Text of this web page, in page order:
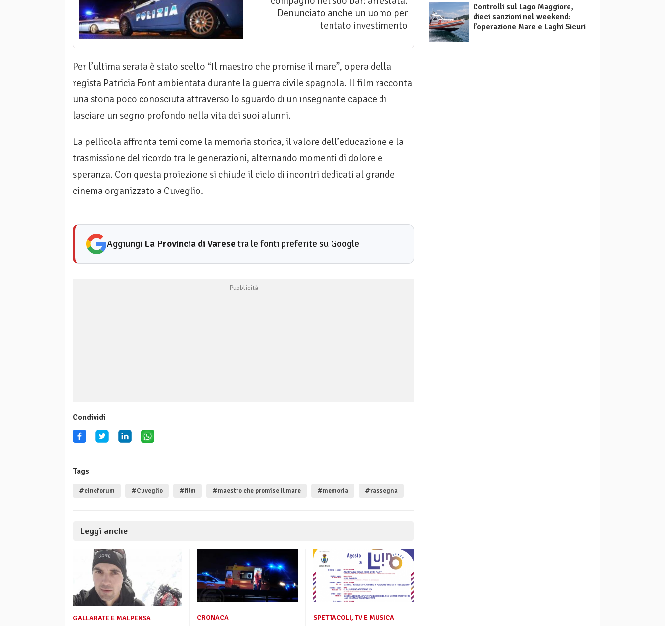
Denunciato anche un uomo per
tentato investimento
Per l’ultima serata è stato scelto “Il maestro che promise il mare”, opera della
regista Patricia Font ambientata durante la guerra civile spagnola. Il film racconta
una storia poco conosciuta attraverso lo sguardo di un insegnante capace di
lasciare un segno profondo nella vita dei suoi alunni.
La pellicola affronta temi come la memoria storica, il valore dell’educazione e la
trasmissione del ricordo tra le generazioni, alternando momenti di dolore e
speranza. Con questa proiezione si chiude il ciclo di incontri dedicati al grande
cinema organizzato a Cuveglio.
Aggiungi La Provincia di Varese tra le fonti preferite su Google
Condividi
Tags
#cineforum #Cuveglio #film #maestro che promise il mare #memoria #rassegna
Leggi anche
GALLARATE E MALPENSA CRONACA SPETTACOLI, TV E MUSICA
Controlli sul Lago Maggiore,
dieci sanzioni nel weekend:
l’operazione Mare e Laghi Sicuri